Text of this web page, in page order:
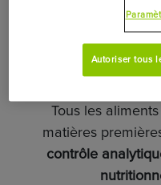
Tous les
matières
contrôle
Autoriser tous